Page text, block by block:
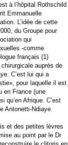
à l’hôpital Rothschild
Emmanuelle
L’idée de cette
du Groupe pour
qui
-comme
français (1)
auprès de
C’est lui qui a
pour laquelle il est
en France (une
qu’en Afrique. C’est
Antonetti-Ndiaye.
et des petites lèvres
au point par le Dr